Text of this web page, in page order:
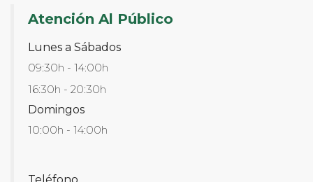
Atención Al Público
Lunes a Sábados
09:30h - 14:00h
16:30h - 20:30h
Domingos
10:00h - 14:00h